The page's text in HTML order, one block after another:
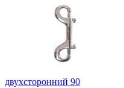
двухсторонний 90